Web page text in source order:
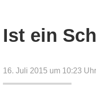
Ist ein
16. Juli 2015 um 10:23 Uhr